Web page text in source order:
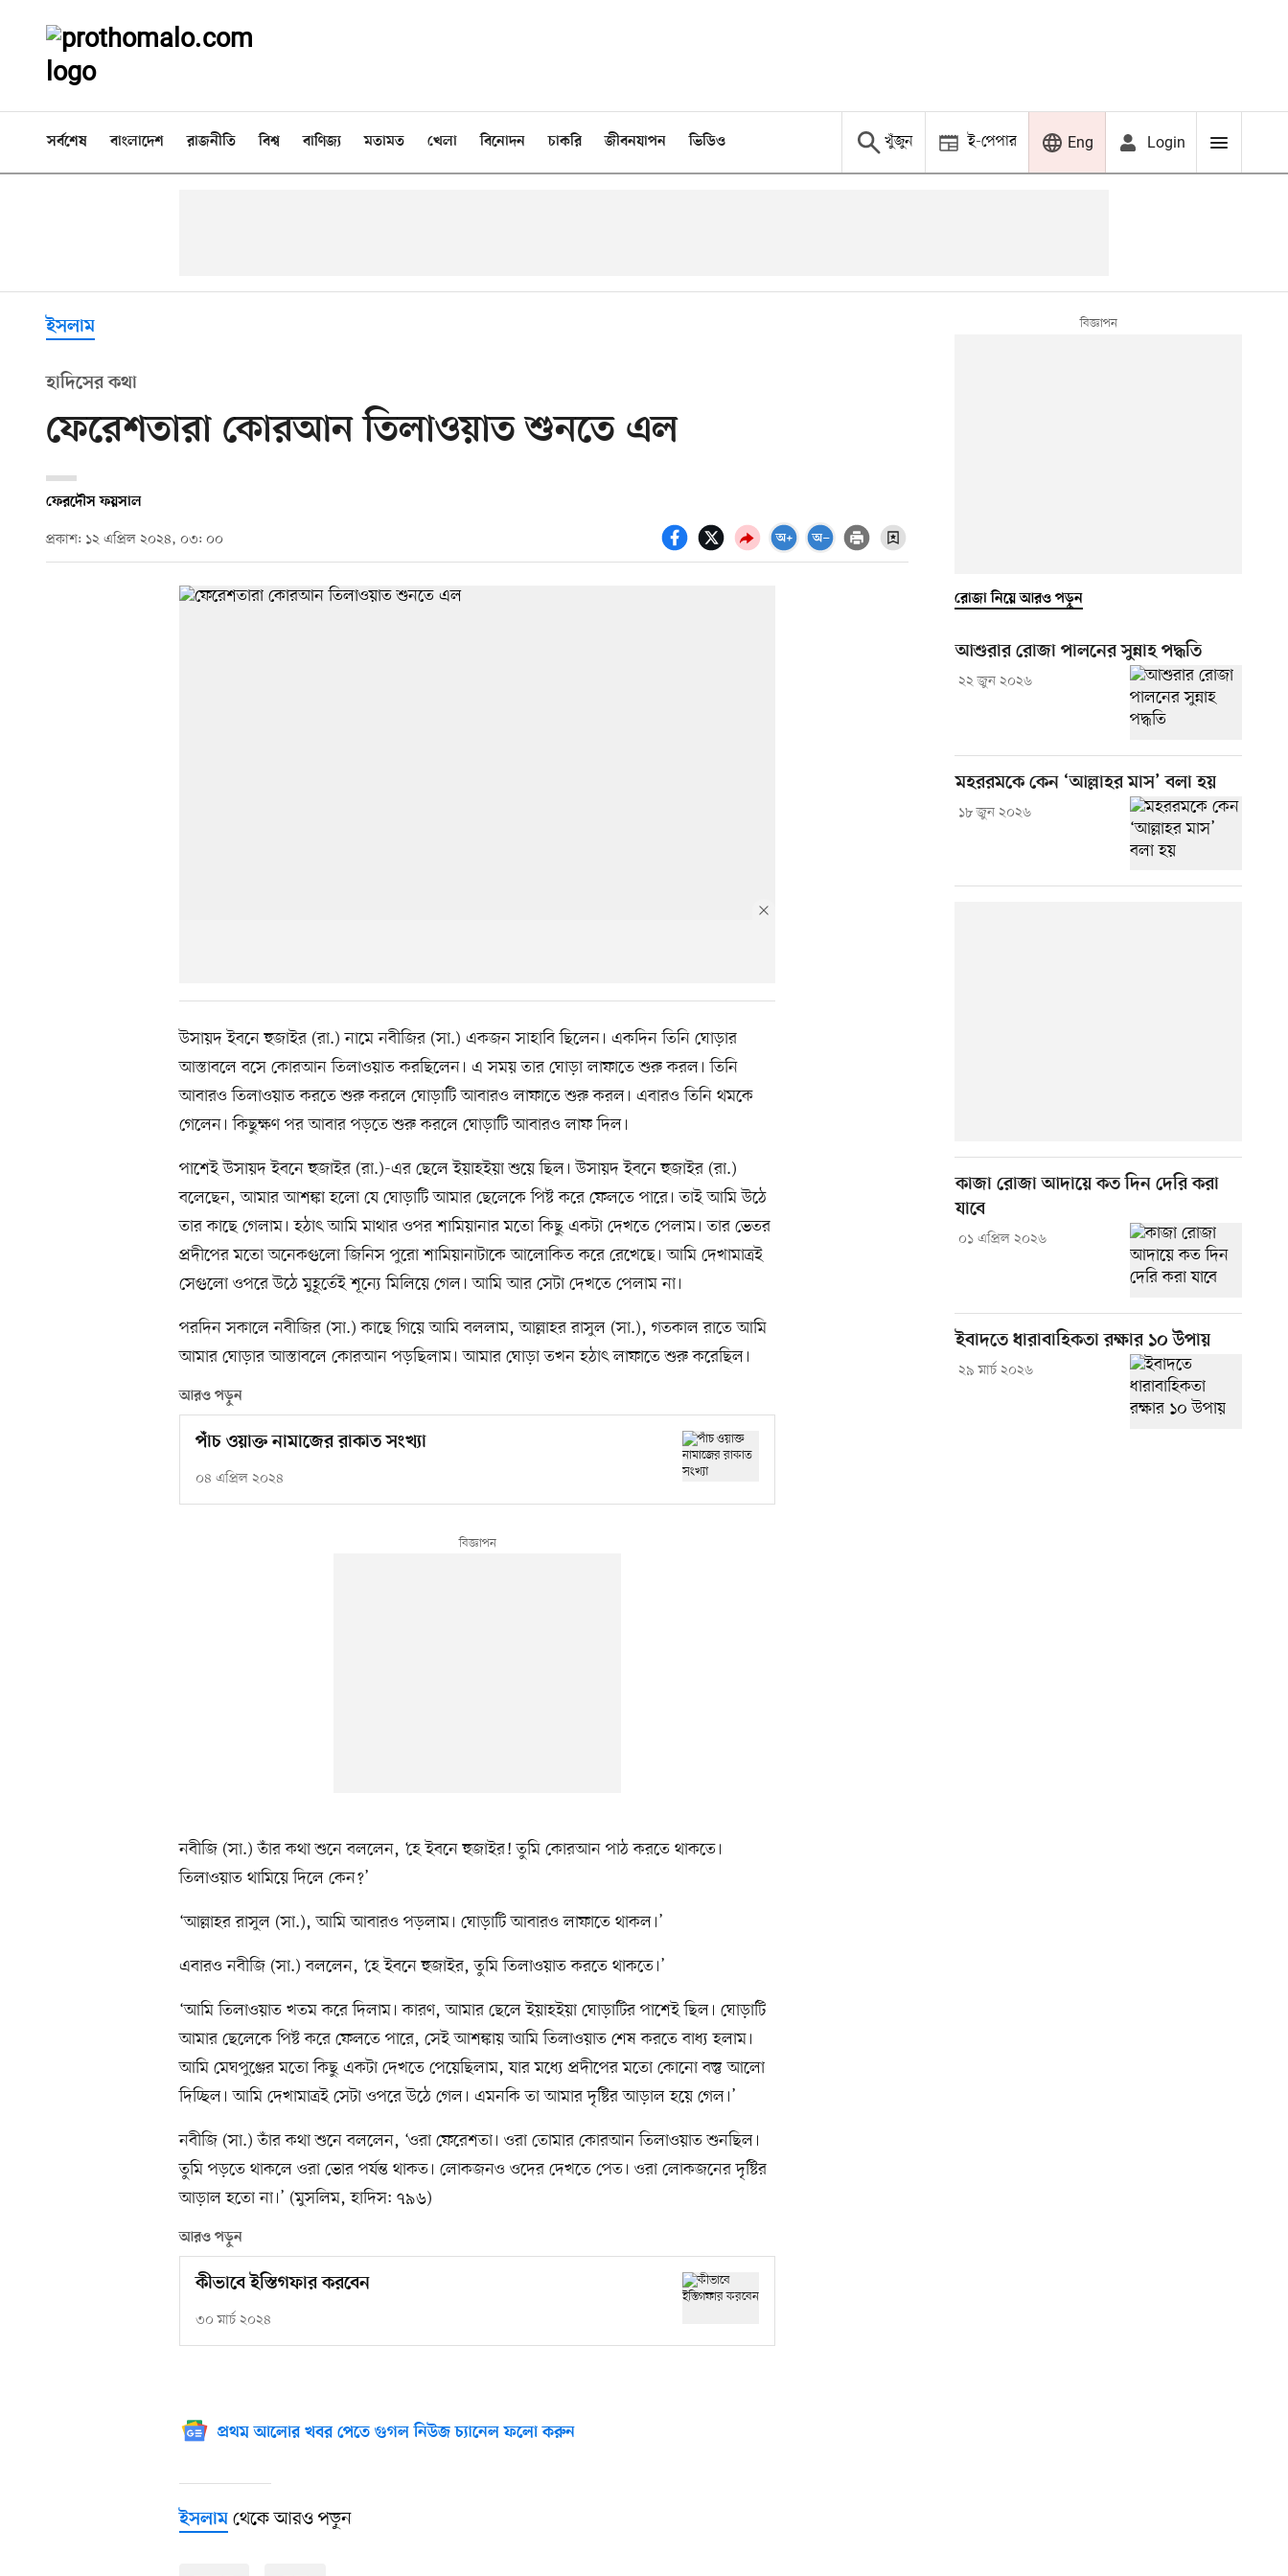
সর্বশেষ বাংলাদেশ রাজনীতি বিশ্ব বাণিজ্য মতামত খেলা বিনোদন চাকরি জীবনযাপন ভিডিও খুঁজুন ই-পেপার Eng Login
ইসলাম
হাদিসের কথা
ফেরেশতারা কোরআন তিলাওয়াত শুনতে এল
ফেরদৌস ফয়সাল
প্রকাশ: ১২ এপ্রিল ২০২৪, ০৩: ০০
উসায়দ ইবনে হুজাইর (রা.) নামে নবীজির (সা.) একজন সাহাবি ছিলেন। একদিন তিনি ঘোড়ার
আস্তাবলে বসে কোরআন তিলাওয়াত করছিলেন। এ সময় তার ঘোড়া লাফাতে শুরু করল। তিনি
আবারও তিলাওয়াত করতে শুরু করলে ঘোড়াটি আবারও লাফাতে শুরু করল। এবারও তিনি থমকে
গেলেন। কিছুক্ষণ পর আবার পড়তে শুরু করলে ঘোড়াটি আবারও লাফ দিল।
পাশেই উসায়দ ইবনে হুজাইর (রা.)-এর ছেলে ইয়াহইয়া শুয়ে ছিল। উসায়দ ইবনে হুজাইর (রা.)
বলেছেন, আমার আশঙ্কা হলো যে ঘোড়াটি আমার ছেলেকে পিষ্ট করে ফেলতে পারে। তাই আমি উঠে
তার কাছে গেলাম। হঠাৎ আমি মাথার ওপর শামিয়ানার মতো কিছু একটা দেখতে পেলাম। তার ভেতর
প্রদীপের মতো অনেকগুলো জিনিস পুরো শামিয়ানাটাকে আলোকিত করে রেখেছে। আমি দেখামাত্রই
সেগুলো ওপরে উঠে মুহূর্তেই শূন্যে মিলিয়ে গেল। আমি আর সেটা দেখতে পেলাম না।
পরদিন সকালে নবীজির (সা.) কাছে গিয়ে আমি বললাম, আল্লাহর রাসুল (সা.), গতকাল রাতে আমি
আমার ঘোড়ার আস্তাবলে কোরআন পড়ছিলাম। আমার ঘোড়া তখন হঠাৎ লাফাতে শুরু করেছিল।
আরও পড়ুন
পাঁচ ওয়াক্ত নামাজের রাকাত সংখ্যা
০৪ এপ্রিল ২০২৪
নবীজি (সা.) তাঁর কথা শুনে বললেন, ‘হে ইবনে হুজাইর! তুমি কোরআন পাঠ করতে থাকতে।
তিলাওয়াত থামিয়ে দিলে কেন?’
‘আল্লাহর রাসুল (সা.), আমি আবারও পড়লাম। ঘোড়াটি আবারও লাফাতে থাকল।’
এবারও নবীজি (সা.) বললেন, ‘হে ইবনে হুজাইর, তুমি তিলাওয়াত করতে থাকতে।’
‘আমি তিলাওয়াত খতম করে দিলাম। কারণ, আমার ছেলে ইয়াহইয়া ঘোড়াটির পাশেই ছিল। ঘোড়াটি
আমার ছেলেকে পিষ্ট করে ফেলতে পারে, সেই আশঙ্কায় আমি তিলাওয়াত শেষ করতে বাধ্য হলাম।
আমি মেঘপুঞ্জের মতো কিছু একটা দেখতে পেয়েছিলাম, যার মধ্যে প্রদীপের মতো কোনো বস্তু আলো
দিচ্ছিল। আমি দেখামাত্রই সেটা ওপরে উঠে গেল। এমনকি তা আমার দৃষ্টির আড়াল হয়ে গেল।’
নবীজি (সা.) তাঁর কথা শুনে বললেন, ‘ওরা ফেরেশতা। ওরা তোমার কোরআন তিলাওয়াত শুনছিল।
তুমি পড়তে থাকলে ওরা ভোর পর্যন্ত থাকত। লোকজনও ওদের দেখতে পেত। ওরা লোকজনের দৃষ্টির
আড়াল হতো না।’ (মুসলিম, হাদিস: ৭৯৬)
আরও পড়ুন
কীভাবে ইস্তিগফার করবেন
৩০ মার্চ ২০২৪
প্রথম আলোর খবর পেতে গুগল নিউজ চ্যানেল ফলো করুন
ইসলাম থেকে আরও পড়ুন
রোজা নিয়ে আরও পড়ুন
আশুরার রোজা পালনের সুন্নাহ পদ্ধতি
২২ জুন ২০২৬
মহররমকে কেন ‘আল্লাহর মাস’ বলা হয়
১৮ জুন ২০২৬
কাজা রোজা আদায়ে কত দিন দেরি করা
যাবে
০১ এপ্রিল ২০২৬
ইবাদতে ধারাবাহিকতা রক্ষার ১০ উপায়
২৯ মার্চ ২০২৬